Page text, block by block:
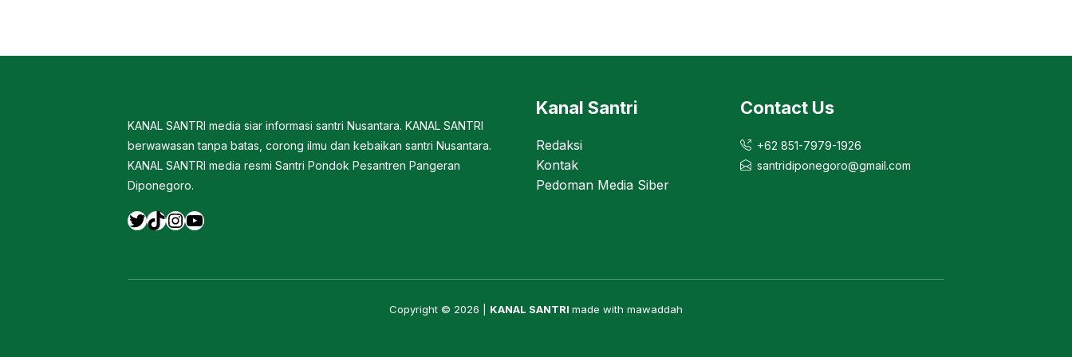
KANAL SANTRI media siar informasi santri Nusantara. KANAL SANTRI
berwawasan tanpa batas, corong ilmu dan kebaikan santri Nusantara.
KANAL SANTRI media resmi Santri Pondok Pesantren Pangeran
Diponegoro.
Twitter
TikTok
Instagram
YouTube
Kanal Santri
Redaksi
Kontak
Pedoman Media Siber
Contact Us
+62 851-7979-1926
santridiponegoro@gmail.com
Copyright © 2026 | KANAL SANTRI made with mawaddah